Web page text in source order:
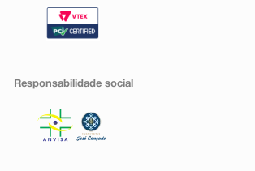
Responsabilidade social